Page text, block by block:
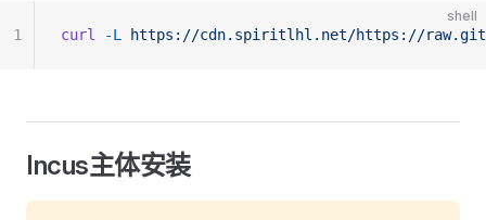
shell
curl -L https://cdn.spiritlhl.net/https://
1
Incus主体安装